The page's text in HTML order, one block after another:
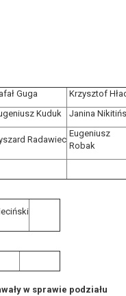
Guga
Krzysztof
Kuduk Janina
Radawiec
Eugeniusz
Robak
w sprawie podziału
skargi do organu
skargi jest Prezes
przetwarzane są dane
jest dobrowolne
lub umownym.
decyzji, w tym